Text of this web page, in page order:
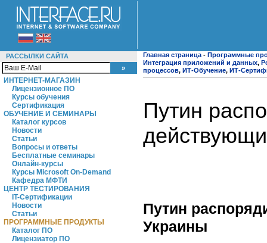
РАССЫЛКИ САЙТА
ИНТЕРНЕТ-МАГАЗИН
Лицензионное ПО
Курсы обучения
Сертификация
ОБУЧЕНИЕ И СЕМИНАРЫ
Каталог курсов
Новости
Статьи
Вопросы и ответы
Бесплатные семинары
Онлайн-курсы
Курсы Microsoft On-Demand
Кафедра МФТИ
ЦЕНТР ТЕСТИРОВАНИЯ
IT-Сертификации
Новости
Статьи
ПРОГРАММНЫЕ ПРОДУКТЫ
Каталог ПО
Лицензиатор ПО
Главная страница - Программные
Интеграция приложений и данных,
процессов, ИТ-Обучение, ИТ-
Путин
Путин
Украины